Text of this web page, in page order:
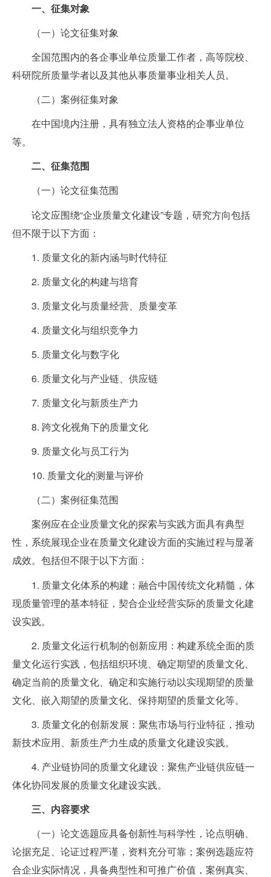
一、征集对象
（一）论文征集对象
全国范围内的各企事业单位质量工作者，高等院校、
科研院所质量学者以及其他从事质量事业相关人员。
（二）案例征集对象
在中国境内注册，具有独立法人资格的企事业单位
等。
二、征集范围
（一）论文征集范围
论文应围绕“企业质量文化建设”专题，研究方向包括
但不限于以下方面：
1. 质量文化的新内涵与时代特征
2. 质量文化的构建与培育
3. 质量文化与质量经营、质量变革
4. 质量文化与组织竞争力
5. 质量文化与数字化
6. 质量文化与产业链、供应链
7. 质量文化与新质生产力
8. 跨文化视角下的质量文化
9. 质量文化与员工行为
10. 质量文化的测量与评价
（二）案例征集范围
案例应在企业质量文化的探索与实践方面具有典型
性，系统展现企业在质量文化建设方面的实施过程与显著
成效。包括但不限于以下方面：
1. 质量文化体系的构建：融合中国传统文化精髓，体
现质量管理的基本特征，契合企业经营实际的质量文化建
设实践。
2. 质量文化运行机制的创新应用：构建系统全面的质
量文化运行实践，包括组织环境、确定期望的质量文化、
确定当前的质量文化、确定和实施行动以实现期望的质量
文化、嵌入期望的质量文化、保持期望的质量文化等。
3. 质量文化的创新发展：聚焦市场与行业特征，推动
新技术应用、新质生产力生成的质量文化建设实践。
4. 产业链协同的质量文化建设：聚焦产业链供应链一
体化协同发展的质量文化建设实践。
三、内容要求
（一）论文选题应具备创新性与科学性，论点明确、
论据充足、论证过程严谨，资料充分可靠；案例选题应符
合企业实际情况，具备典型性和可推广价值，案例真实、